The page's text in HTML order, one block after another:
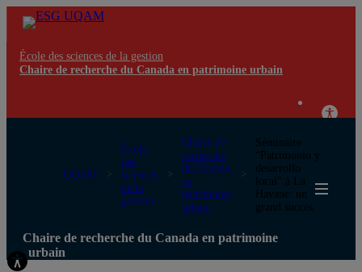
École des sciences de la gestion
Chaire de recherche du Canada en patrimoine urbain
UQAM
École
des
sciences
de la
gestion
Chaire de
recherche
du Canada
en
patrimoine
urbain
Séminaire
“Patrimonio y
desarrollo
local” à La
Havane: un
grand succès
Chaire de recherche du Canada en patrimoine
urbain